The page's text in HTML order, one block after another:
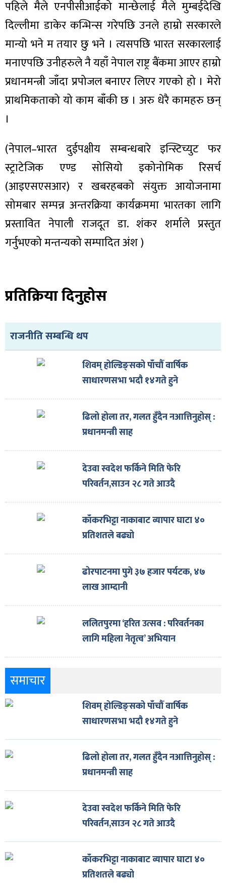
पहिले मैले एनपीसीआईको मान्छेलाई मैले मुम्बईदेखि
दिल्लीमा डाकेर कन्भिन्स गरेपछि उनले हाम्रो सरकारले
मान्यो भने म तयार छु भने । त्यसपछि भारत सरकारलाई
मनाएपछि उनीहरुले नै यहाँ नेपाल राष्ट्र बैंकमा आएर हाम्रो
प्रधानमन्त्री जाँदा प्रपोजल बनाएर लिएर गएको हो । मेरो
प्राथमिकताको यो काम बाँकी छ । अरु धेरै कामहरु छन्
।
(नेपाल–भारत दुईपक्षीय सम्बन्धबारे इन्स्टिच्युट फर
स्ट्राटेजिक एण्ड सोसियो इकोनोमिक रिसर्च
(आइएसएसआर) र खबरहबको संयुक्त आयोजनामा
सोमबार सम्पन्न अन्तरक्रिया कार्यक्रममा भारतका लागि
प्रस्तावित नेपाली राजदूत डा. शंकर शर्माले प्रस्तुत
गर्नुभएको मन्तन्यको सम्पादित अंश )
प्रतिक्रिया दिनुहोस
राजनीति सम्बन्धि थप
शिवम् होल्डिङ्सको पाँचौँ वार्षिक
साधारणसभा भदौ १४गते हुने
ढिलो होला तर, गलत हुँदैन नआत्तिनुहोस् :
प्रधानमन्त्री साह
देउवा स्वदेश फर्किने मिति फेरि
परिवर्तन,साउन २८ गते आउदै
काँकरभिट्टा नाकाबाट व्यापार घाटा ४०
प्रतिशतले बढ्यो
ढोरपाटनमा पुगे ३७ हजार पर्यटक, ४७
लाख आम्दानी
ललितपुरमा ‘हरित उत्सव : परिवर्तनका
लागि महिला नेतृत्व’ अभियान
समाचार
शिवम् होल्डिङ्सको पाँचौँ वार्षिक
साधारणसभा भदौ १४गते हुने
ढिलो होला तर, गलत हुँदैन नआत्तिनुहोस् :
प्रधानमन्त्री साह
देउवा स्वदेश फर्किने मिति फेरि
परिवर्तन,साउन २८ गते आउदै
काँकरभिट्टा नाकाबाट व्यापार घाटा ४०
प्रतिशतले बढ्यो